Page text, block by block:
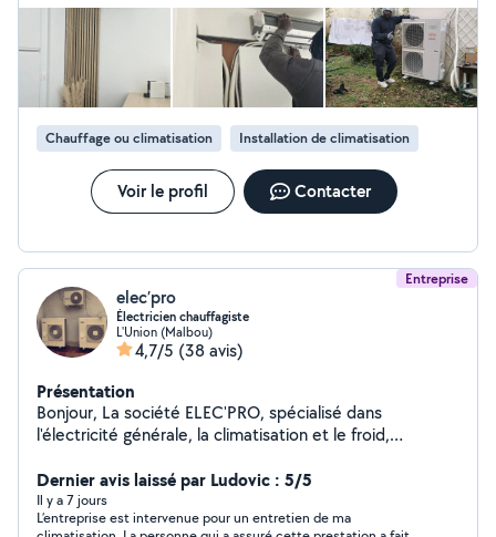
à bientôt. Cordialement Ttb services
Chauffage ou climatisation Installation de climatisation
Voir le profil Contacter
Entreprise
elec’pro
Électricien chauffagiste
L'Union (Malbou)
4,7/5 (38 avis)
Présentation
Bonjour, La société ELEC'PRO, spécialisé dans
l'électricité générale, la climatisation et le froid,
manipulation des fluides frigorigène, possédant une
expérience de plus de 10 ans dans le domaine, je
saurais répondre à vos attentes en m'adaptant à vos
Dernier avis laissé par Ludovic : 5/5
Il y a 7 jours
L’entreprise est intervenue pour un entretien de ma